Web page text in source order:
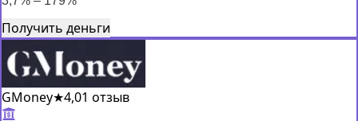
Получить деньги
GMoney★4,01 отзыв